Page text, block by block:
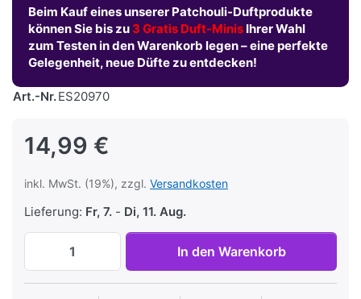
Beim Kauf eines unserer Patchouli-Duftprodukte
können Sie bis zu 3 Gratis Duft-Minis Ihrer Wahl
zum Testen in den Warenkorb legen – eine perfekte
Gelegenheit, neue Düfte zu entdecken!
Art.-Nr.ES20970
14,99 €
inkl. MwSt. (19%), zzgl. Versandkosten
Lieferung: Fr, 7. - Di, 11. Aug.
Satya Räucherstäbchen Holy Basil 12
In den Warenkorb